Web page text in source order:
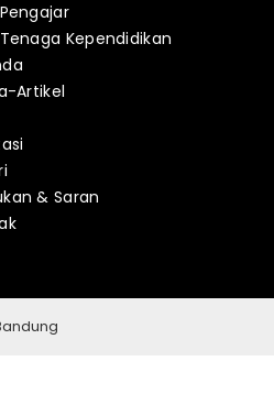
Kependidikan
Artikel
& Saran